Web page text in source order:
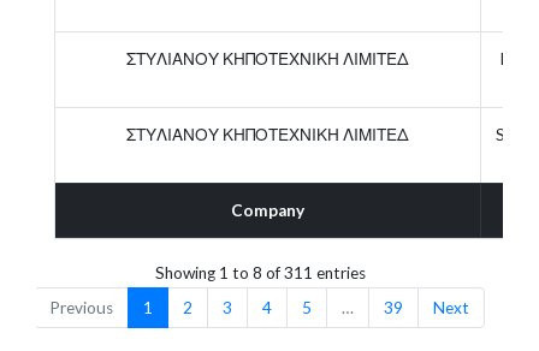
Company
ΣΤΥΛΙΑΝΟΥ ΚΗΠΟΤΕΧΝΙΚΗ ΛΙΜΙΤΕΔ
ΣΤΥΛΙΑΝΟΥ ΚΗΠΟΤΕΧΝΙΚΗ ΛΙΜΙΤΕΔ
Showing 1 to 8 of 311 entries
Previous
1 2 3 4 5 … 39 Next